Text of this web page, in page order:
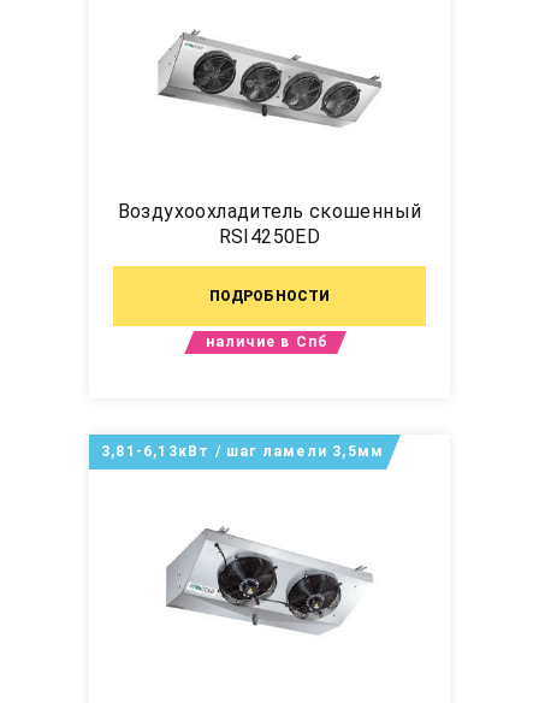
Воздухоохладитель скошенный
RSI4250ED
ПОДРОБНОСТИ
наличие в Спб
3,81-6,13кВт / шаг ламели 3,5мм